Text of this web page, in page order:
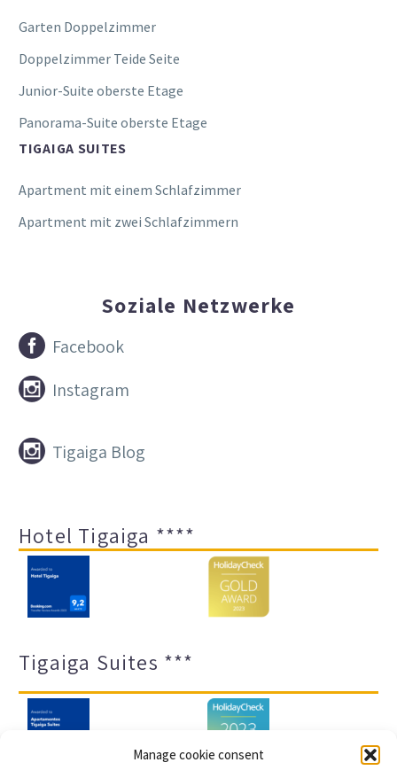
Manage cookie consent
Garten Doppelzimmer
Doppelzimmer Teide Seite
Junior-Suite oberste Etage
Panorama-Suite oberste Etage
TIGAIGA SUITES
Apartment mit einem Schlafzimmer
Apartment mit zwei Schlafzimmern
Soziale Netzwerke

 Facebook

 Instagram

 Tigaiga Blog
Hotel Tigaiga ****
Tigaiga Suites ***